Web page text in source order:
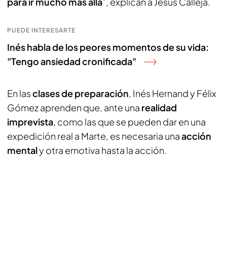
PUEDE INTERESARTE
Inés habla de los peores momentos de su vida:
"Tengo ansiedad cronificada"
En lasclases de preparación, Inés Hernand y Félix
Gómez aprenden que, ante una realidad
imprevista, como las que se pueden dar en una
expedición real a Marte, es necesaria unaacción
mentaly otra emotiva hasta la acción.